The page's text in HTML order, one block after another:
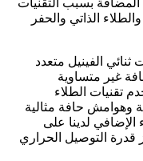
المضافة بسبب التقنيات
الذاتي والحفر
الفينيل متعدد
غير متساوية
تقنيات الطلاء
وهوامش حافة مثالية
لدينا على
قدرة التوصيل الحراري